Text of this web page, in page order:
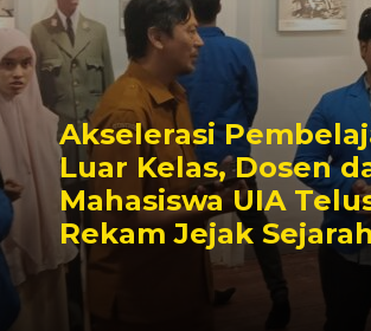
Akselerasi
Luar Kelas, Dosen
Mahasiswa UIA
Rekam Jejak